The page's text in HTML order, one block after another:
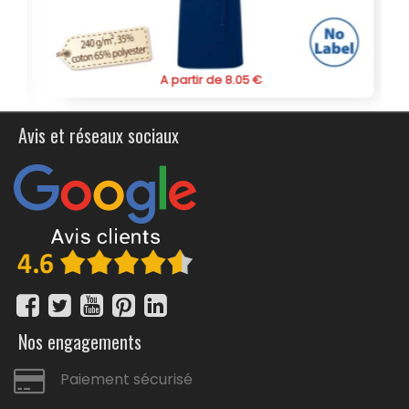
A partir de 8.05 €
Avis et réseaux sociaux
Nos engagements
Paiement sécurisé